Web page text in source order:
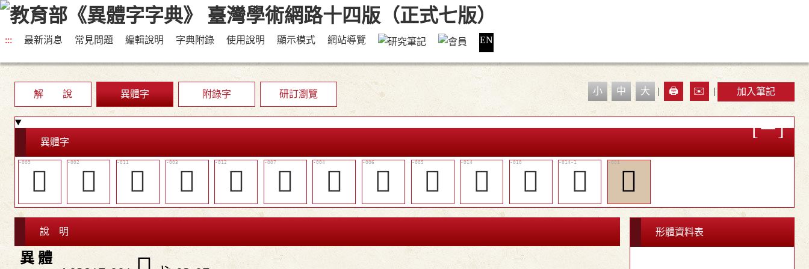
::: 最新消息 常見問題 編輯說明 字典附錄 使用說明 顯示模式 網站導覽 EN
解 說 異體字 附錄字 研訂瀏覽 小 中 大 | 🖨️ ✉️ | 加入筆記
異體字
󳿃 𠤘 󳿄 󳾾 󳿅 󳿂 󳾿 󳿁 󳿀 󳿆 󰭖 𡗞 𢦕
說 明
異 體
形體資料表